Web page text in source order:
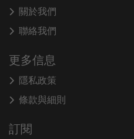
關於我們
聯絡我們
更多信息
隱私政策
條款與細則
訂閱